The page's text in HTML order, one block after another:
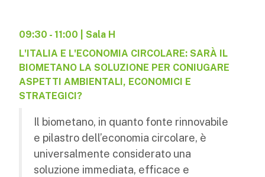
09:30 - 11:00 | Sala H
L'ITALIA E L'ECONOMIA CIRCOLARE: SARÀ IL
BIOMETANO LA SOLUZIONE PER CONIUGARE
ASPETTI AMBIENTALI, ECONOMICI E
STRATEGICI?
Il biometano, in quanto fonte rinnovabile
e pilastro dell’economia circolare, è
universalmente considerato una
soluzione immediata, efficace e